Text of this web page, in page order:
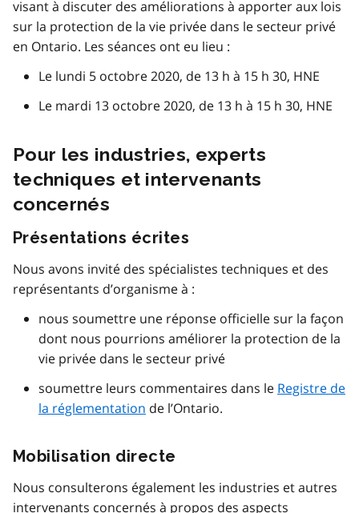
visant à discuter des améliorations à apporter aux lois
sur la protection de la vie privée dans le secteur privé
en Ontario. Les séances ont eu lieu :
Le lundi 5 octobre 2020, de 13 h à 15 h 30, HNE
Le mardi 13 octobre 2020, de 13 h à 15 h 30, HNE
Pour les industries, experts
techniques et intervenants
concernés
Présentations écrites
Nous avons invité des spécialistes techniques et des
représentants d’organisme à :
nous soumettre une réponse officielle sur la façon
dont nous pourrions améliorer la protection de la
vie privée dans le secteur privé
soumettre leurs commentaires dans le Registre de
la réglementation de l’Ontario.
Mobilisation directe
Nous consulterons également les industries et autres
intervenants concernés à propos des aspects